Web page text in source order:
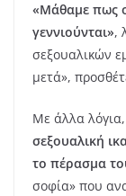
«Μάθαμε πως
γεννιούνται»,
σεξουαλικών
μετά»,
Με άλλα λόγια,
σεξουαλική
το πέρασμα
σοφία» που